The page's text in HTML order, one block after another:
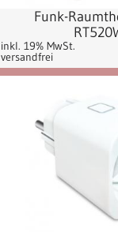
Funk-
inkl. 19% MwSt.
versandfrei